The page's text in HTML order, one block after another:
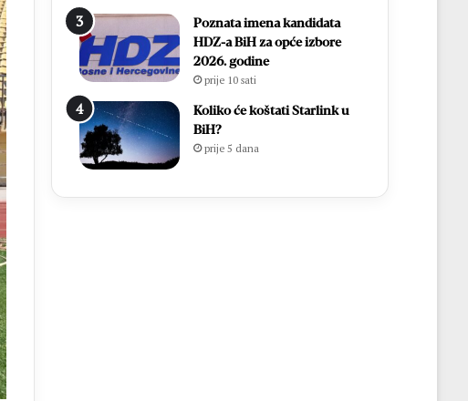
Poznata imena kandidata
HDZ-a BiH za opće izbore
2026. godine
prije 10 sati
Koliko će koštati Starlink u
BiH?
prije 5 dana